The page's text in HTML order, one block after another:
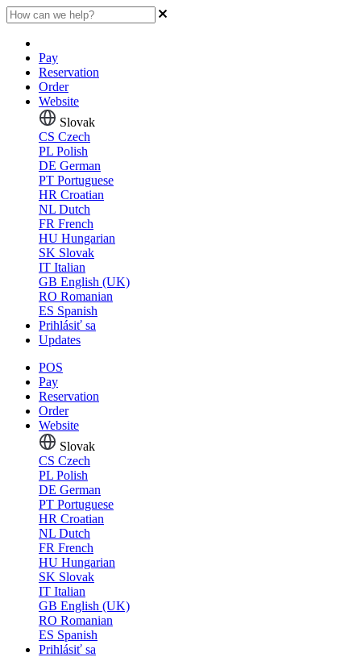
Pay
Reservation
Order
Website
Slovak
CS Czech
PL Polish
DE German
PT Portuguese
HR Croatian
NL Dutch
FR French
HU Hungarian
SK Slovak
IT Italian
GB English (UK)
RO Romanian
ES Spanish
Prihlásiť sa
Updates
POS
Pay
Reservation
Order
Website
Slovak
CS Czech
PL Polish
DE German
PT Portuguese
HR Croatian
NL Dutch
FR French
HU Hungarian
SK Slovak
IT Italian
GB English (UK)
RO Romanian
ES Spanish
Prihlásiť sa